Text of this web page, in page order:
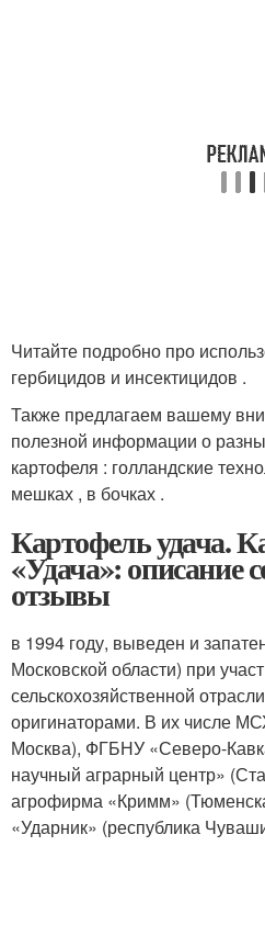
Читайте подробно про
гербицидов и инсектицидов .
Также предлагаем вашему
полезной информации о
картофеля : голландские
мешках , в бочках .
Картофель удача.
«Удача»: описание
отзывы
в 1994 году, выведен и
Московской области) при
сельскохозяйственной
оригинаторами. В их числе
Москва), ФГБНУ «Северо-
научный аграрный центр»
агрофирма «Кримм»
«Ударник» (республика